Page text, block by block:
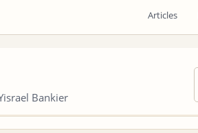
Articles
Bankier